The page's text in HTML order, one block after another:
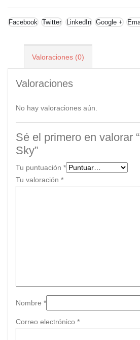
Facebook Twitter LinkedIn Google +
Valoraciones (0)
Valoraciones
No hay valoraciones aún.
Sé el primero en valorar
Sky”
Tu puntuación *
Tu valoración *
Nombre *
Correo electrónico *